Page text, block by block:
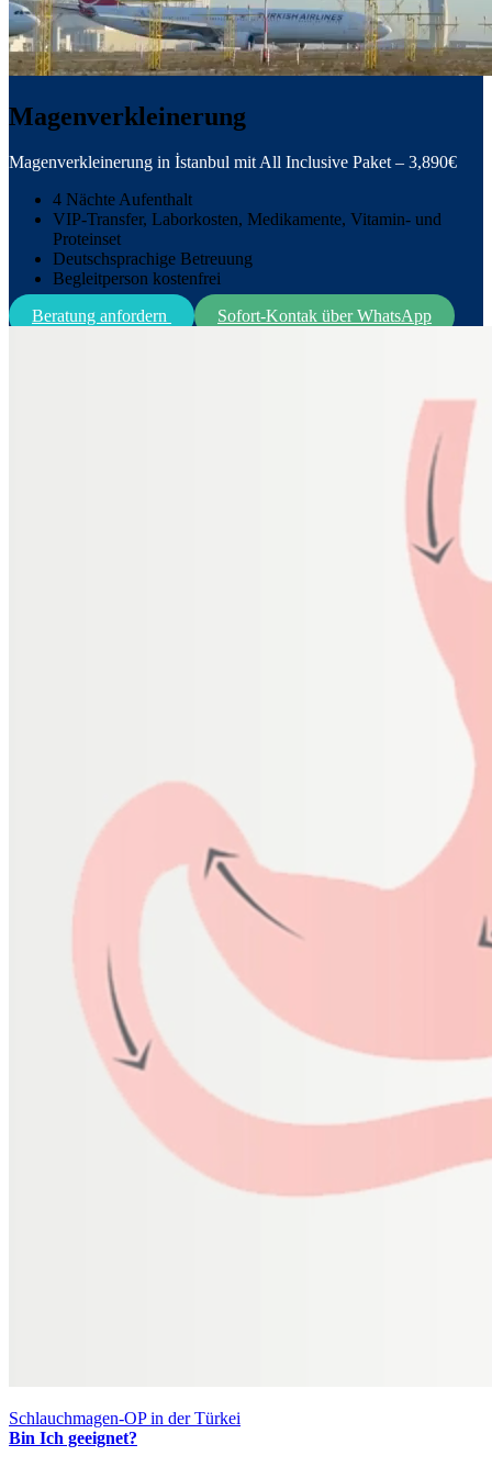
Magenverkleinerung
Magenverkleinerung in İstanbul mit All Inclusive Paket – 3,890€
4 Nächte Aufenthalt
VIP-Transfer, Laborkosten, Medikamente, Vitamin- und
Proteinset
Deutschsprachige Betreuung
Begleitperson kostenfrei
Beratung anfordern
Sofort-Kontak über WhatsApp
Schlauchmagen-OP in der Türkei
Bin Ich geeignet?